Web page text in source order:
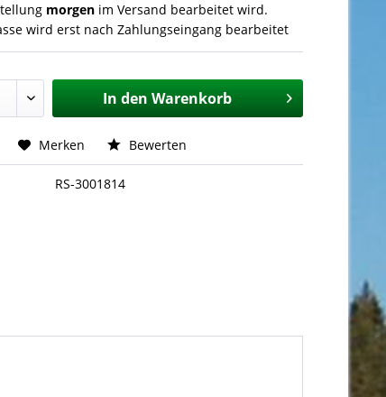
morgen im Versand bearbeitet wird.
wird erst nach Zahlungseingang bearbeitet
In den Warenkorb
Merken Bewerten
RS-3001814